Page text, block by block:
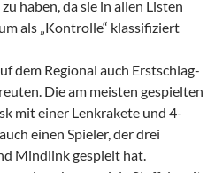
haben, da sie in allen Listen
als „Kontrolle“ klassifiziert
dem Regional auch Erstschlag-
Die am meisten gespielten
mit einer Lenkrakete und 4-
einen Spieler, der drei
Mindlink gespielt hat.